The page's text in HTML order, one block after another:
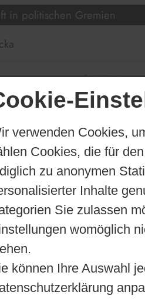
verwenden Cookies,
Cookies, die für
zu anonymen
Inhalte
Sie zulassen
womöglich
können Ihre Auswahl
in politischen Gremien
PortUNA.ris -